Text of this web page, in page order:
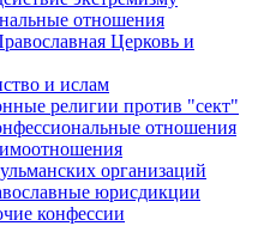
отношения
Церковь и
и ислам
религии против "сект"
отношения
организаций
юрисдикции
конфессии